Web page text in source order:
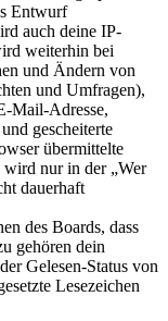
Entwurf
auch deine IP-
weiterhin bei
und Ändern von
und Umfragen),
Mail-Adresse,
gescheiterte
übermittelte
nur in der „Wer
dauerhaft
des Boards, dass
gehören dein
Gelesen-Status von
Lesezeichen